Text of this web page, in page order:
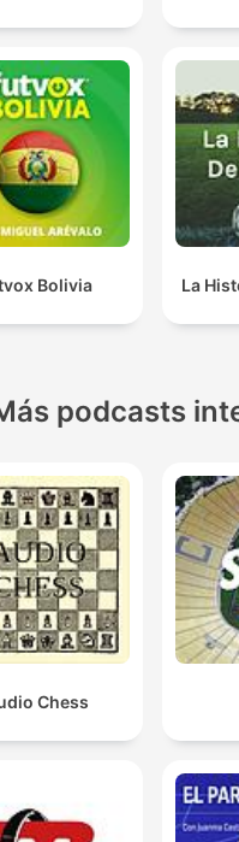
Bolivia La
podcasts
Chess